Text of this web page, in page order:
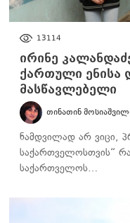
13114
ირინე
ქართული ენისა
მასწავლებელი
ᲗᲘᲜᲐᲗᲘᲜ
ნამდვილად არ ვიცი,
საქართველოსთვის“
საქართველოს…